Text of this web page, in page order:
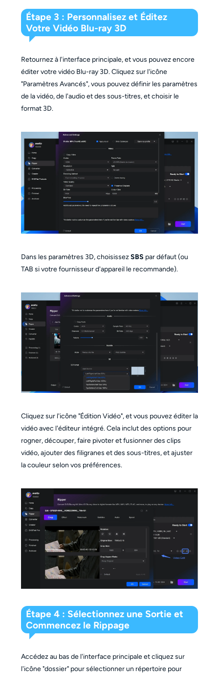
Étape 3 : Personnalisez et Éditez
Votre Vidéo Blu-ray 3D
Retournez à l'interface principale, et vous pouvez encore
éditer votre vidéo Blu-ray 3D. Cliquez sur l'icône
"Paramètres Avancés", vous pouvez définir les paramètres
de la vidéo, de l'audio et des sous-titres, et choisir le
format 3D.
Dans les paramètres 3D, choisissezSBS par défaut (ou
TAB si votre fournisseur d'appareil le recommande).
Cliquez sur l'icône "Édition Vidéo", et vous pouvez éditer la
vidéo avec l'éditeur intégré. Cela inclut des options pour
rogner, découper, faire pivoter et fusionner des clips
vidéo, ajouter des filigranes et des sous-titres, et ajuster
la couleur selon vos préférences.
Étape 4 : Sélectionnez une Sortie et
Commencez le Rippage
Accédez au bas de l'interface principale et cliquez sur
l'icône "dossier" pour sélectionner un répertoire pour